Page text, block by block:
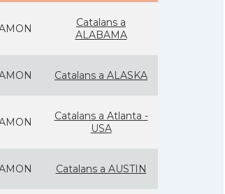
Catalans a
ALABAMA
Catalans a ALASKA
Catalans a Atlanta -
USA
Catalans a AUSTIN